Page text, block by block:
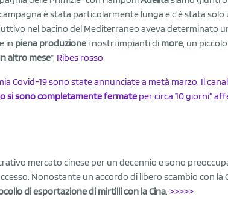
è stata particolarmente lunga e c’è stata solo
nel bacino del Mediterraneo aveva determinato
in piena produzione i nostri impianti di more, un
altro mese”, Ribes rosso
Covid-19 sono state annunciate a metà marzo. Il
si sono completamente fermate per circa 10 giorni”
mercato cinese per un decennio e sono
Nonostante un accordo di libero scambio con la
di esportazione di mirtilli con la Cina. >>>>>